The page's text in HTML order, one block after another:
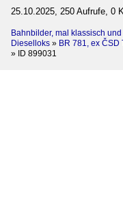
25.10.2025, 250 Aufrufe, 0
Bahnbilder, mal klassisch
Dieselloks » BR 781, ex ČSD
» ID 899031